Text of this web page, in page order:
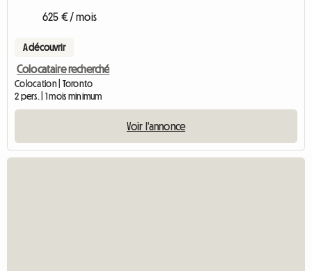
625 € / mois
A découvrir
Colocataire recherché
Colocation | Toronto
2 pers. | 1 mois minimum
Voir l'annonce